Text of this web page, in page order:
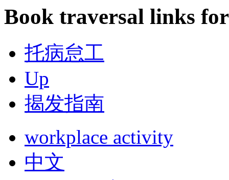
Book traversal links
托病怠工
Up
揭发指南
workplace activity
中文